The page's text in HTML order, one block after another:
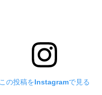
この投稿をInstagramで見る